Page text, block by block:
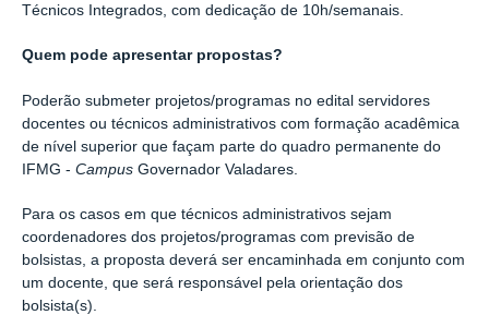
Técnicos Integrados, com dedicação de 10h/semanais.
Quem pode apresentar propostas?
Poderão submeter projetos/programas no edital servidores
docentes ou técnicos administrativos com formação acadêmica
de nível superior que façam parte do quadro permanente do
IFMG - Campus Governador Valadares.
Para os casos em que técnicos administrativos sejam
coordenadores dos projetos/programas com previsão de
bolsistas, a proposta deverá ser encaminhada em conjunto com
um docente, que será responsável pela orientação dos
bolsista(s).